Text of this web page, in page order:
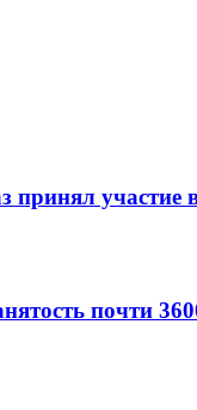
участие
почти